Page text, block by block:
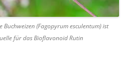
Buchweizen (Fagopyrum esculentum) ist
für das Bioflavonoid Rutin